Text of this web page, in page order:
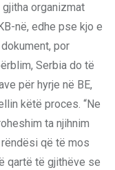
organizmat
në, edhe pse kjo e
por
Serbia do të
për hyrje në BE,
këtë proces. “Ne
ta njihnim
që të mos
qartë të gjithëve se